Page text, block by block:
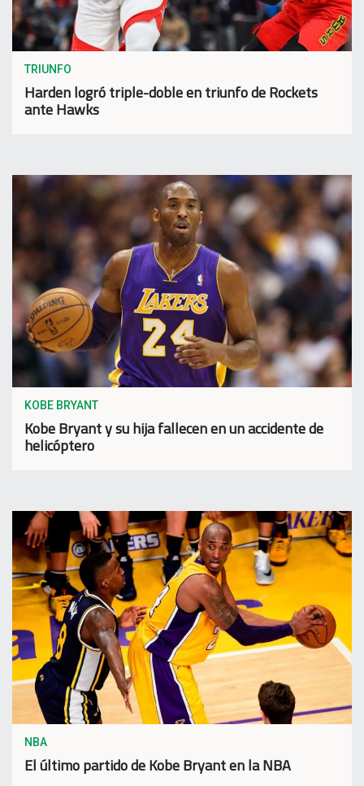
TRIUNFO
Harden logró triple-doble en triunfo de Rockets
ante Hawks
KOBE BRYANT
Kobe Bryant y su hija fallecen en un accidente de
helicóptero
NBA
El último partido de Kobe Bryant en la NBA